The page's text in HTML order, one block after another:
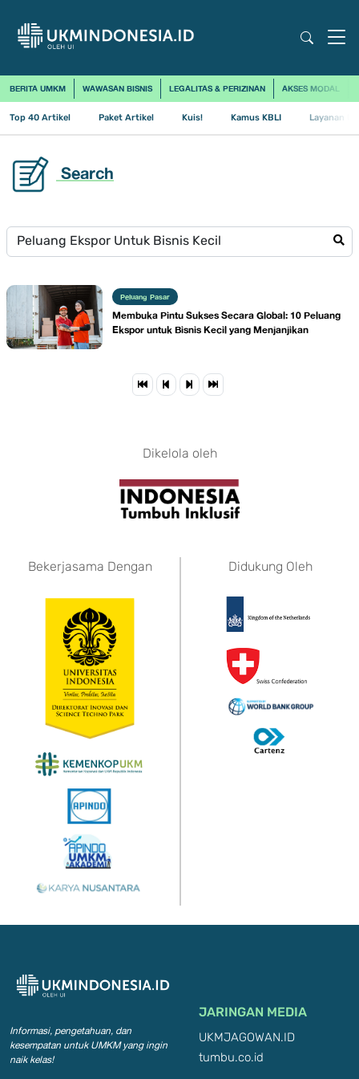
BERITA UMKM WAWASAN BISNIS LEGALITAS & PERIZINAN AKSES MODAL
Top 40 Artikel Paket Artikel Kuis! Kamus KBLI Layanan
Search
Peluang Pasar
Membuka Pintu Sukses Secara Global: 10 Peluang
Ekspor untuk Bisnis Kecil yang Menjanjikan
Dikelola oleh
Bekerjasama Dengan Didukung Oleh
Informasi, pengetahuan, dan
kesempatan untuk UMKM yang ingin
naik kelas!
JARINGAN MEDIA
UKMJAGOWAN.ID
tumbu.co.id